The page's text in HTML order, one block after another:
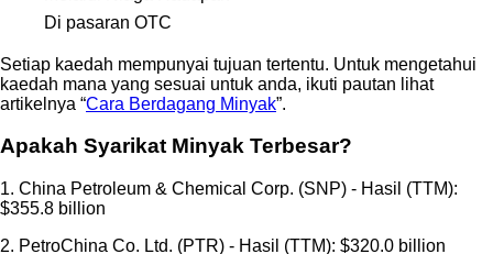
Di pasaran OTC
Setiap kaedah mempunyai tujuan tertentu. Untuk mengetahui
kaedah mana yang sesuai untuk anda, ikuti pautan lihat
artikelnya “Cara Berdagang Minyak”.
Apakah Syarikat Minyak Terbesar?
1. China Petroleum & Chemical Corp. (SNP) - Hasil (TTM):
$355.8 billion
2. PetroChina Co. Ltd. (PTR) - Hasil (TTM): $320.0 billion